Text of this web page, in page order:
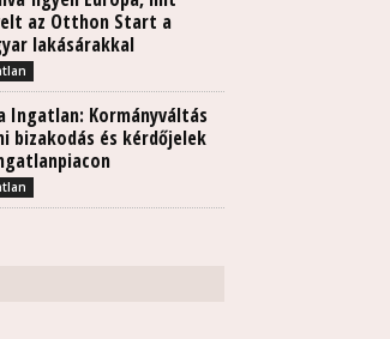
az Otthon Start a
lakásárakkal
Ingatlan: Kormányváltás
bizakodás és kérdőjelek